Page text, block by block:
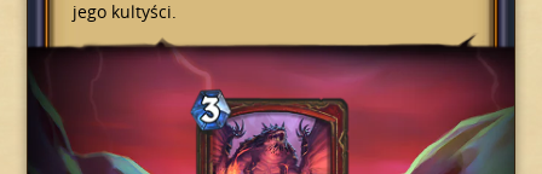
jego kultyści.